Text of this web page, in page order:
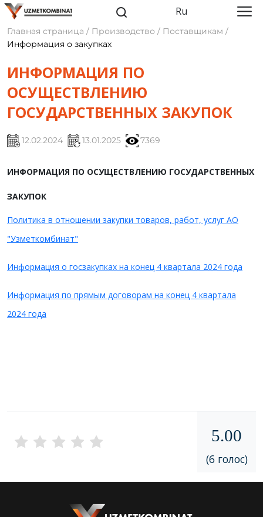
Ru
Главная страница / Производство / Поставщикам /
Информация о закупках
ИНФОРМАЦИЯ ПО
ОСУЩЕСТВЛЕНИЮ
ГОСУДАРСТВЕННЫХ ЗАКУПОК
12.02.2024 13.01.2025 7369
ИНФОРМАЦИЯ ПО ОСУЩЕСТВЛЕНИЮ ГОСУДАРСТВЕННЫХ
ЗАКУПОК
Политика в отношении закупки товаров, работ, услуг АО
"Узметкомбинат"
Информация о госзакупках на конец 4 квартала 2024 года
Информация по прямым договорам на конец 4 квартала
2024 года
5.00
(6 голос)